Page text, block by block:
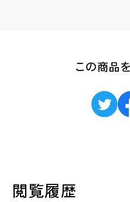
この商品
閲覧履歴